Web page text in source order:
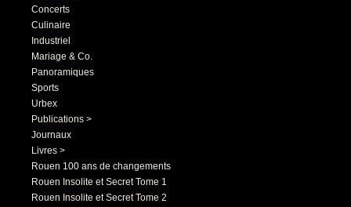
Concerts
Culinaire
Industriel
Mariage & Co.
Panoramiques
Sports
Urbex
Publications >
Journaux
Livres >
Rouen 100 ans de changements
Rouen Insolite et Secret Tome 1
Rouen Insolite et Secret Tome 2